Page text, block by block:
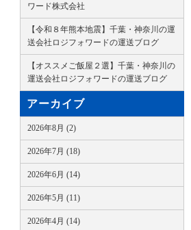
ワード株式会社
【令和８年熊本地震】千葉・神奈川の運
送会社ロジフォワードの運送ブログ
【オススメご飯屋２選】千葉・神奈川の
運送会社ロジフォワードの運送ブログ
アーカイブ
2026年8月 (2)
2026年7月 (18)
2026年6月 (14)
2026年5月 (11)
2026年4月 (14)